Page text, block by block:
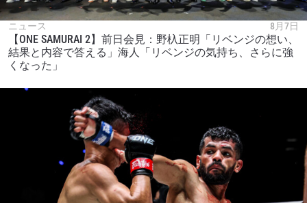
ニュース 8月7日
【ONE SAMURAI 2】前日会見：野杁正明「リベンジの想い、
結果と内容で答える」海人「リベンジの気持ち、さらに強
くなった」